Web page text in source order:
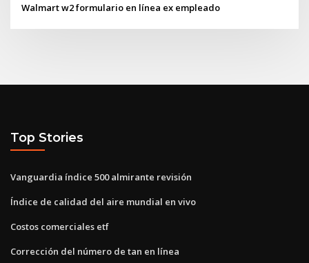
Walmart w2 formulario en línea ex empleado
Top Stories
Vanguardia índice 500 almirante revisión
Índice de calidad del aire mundial en vivo
Costos comerciales etf
Corrección del número de tan en línea